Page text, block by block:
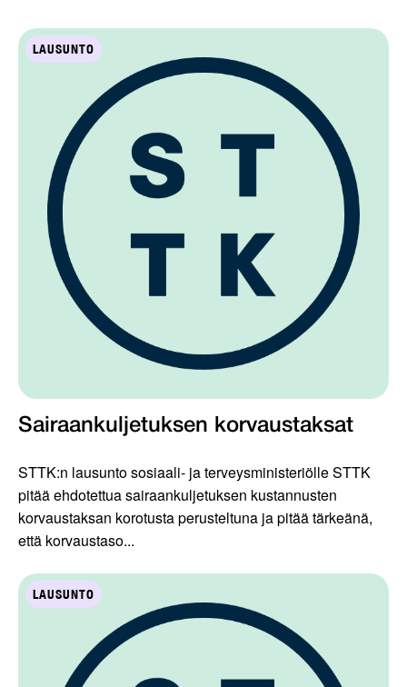
LAUSUNTO
Sairaankuljetuksen korvaustaksat
STTK:n lausunto sosiaali- ja terveysministeriölle STTK
pitää ehdotettua sairaankuljetuksen kustannusten
korvaustaksan korotusta perusteltuna ja pitää tärkeänä,
että korvaustaso...
LAUSUNTO